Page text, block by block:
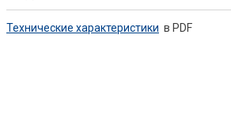
Технические характеристики в PDF